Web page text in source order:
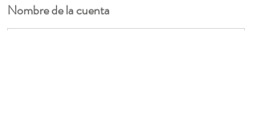
Nombre de la cuenta